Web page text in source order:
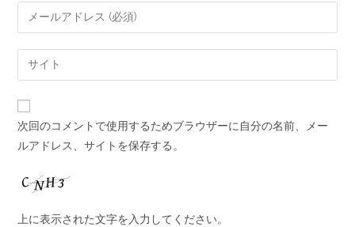
次回のコメントで使用するためブラウザーに自分の名前、メー
ルアドレス、サイトを保存する。
上に表示された文字を入力してください。